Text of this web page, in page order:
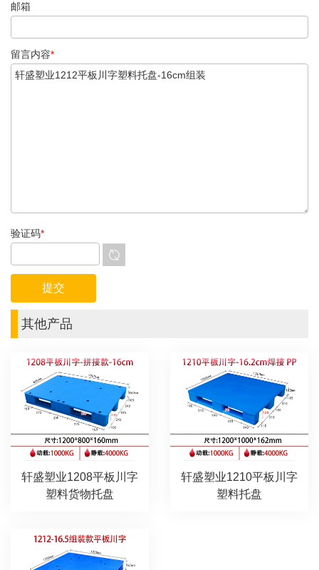
邮箱
留言内容*
验证码*
其他产品
轩盛塑业1208平板川字
塑料货物托盘
轩盛塑业1210平板川字
塑料托盘